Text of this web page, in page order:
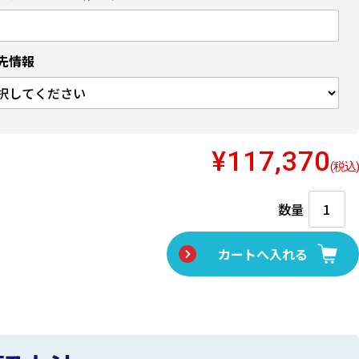
情報
¥117,370(税込)
数量